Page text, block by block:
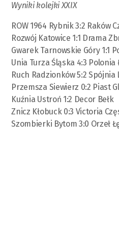
Wyniki kolejki XXIX
ROW 1964 Rybnik 3:2 Raków
Rozwój Katowice 1:1 Drama
Gwarek Tarnowskie Góry 1:1
Unia Turza Śląska 4:3 Polonia
Ruch Radzionków 5:2 Spójnia
Przemsza Siewierz 0:2 Piast
Kuźnia Ustroń 1:2 Decor Bełk
Znicz Kłobuck 0:3 Victoria
Szombierki Bytom 3:0 Orzeł